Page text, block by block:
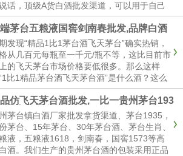
话，顶级A货白酒批发渠道，可以用于自己
，可以用来送礼，可以用于请客宴请，可以
自饮，可以用来转卖，欢迎实体店和电商带
老板合作，找白酒批发渠道，一定要选择靠
厂 家，选择我们贵州酱香酒业，绝对可靠。
茅台五粮液国窖剑南春批发,品牌白酒
供应 一手货源 顺丰包邮
发现“精品1比1茅台酒飞天茅台”确实热销，
从几百元每瓶至一千元/瓶不等，这比目前市
的飞天茅台市场价格要低很多。那么这样
比1精品茅台酒飞天茅台酒”是什么酒？这么
，你敢买吗？下面小编带你揭晓真相。精品
五粮液国窖批发本公司有一比一精品茅台
五粮液、国窖1573、剑南春等高端白酒批
大量现货，超低...
仿飞天茅台酒批发,一比一贵州茅台193
家拿货渠道
茅台镇白酒厂家批发拿货渠道、茅台1935，
茅台、15年茅台、30年茅台酒、茅台生肖、
液，五粮液1618，剑南春，国窖1573等高
酒。我们生产的贵州茅台酒的包装采用正品